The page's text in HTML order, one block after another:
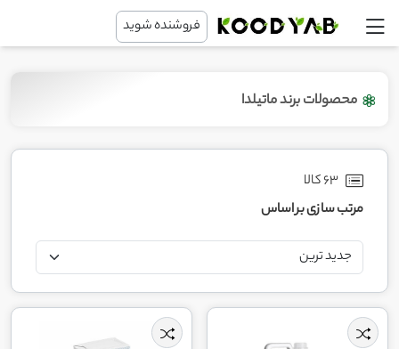
فروشنده شوید
محصولات برند ماتیلدا
63 کالا
مرتب سازی بر اساس